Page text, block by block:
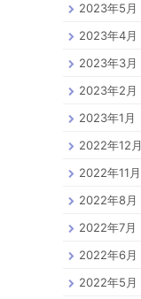
2023年5月
2023年4月
2023年3月
2023年2月
2023年1月
2022年12月
2022年11月
2022年8月
2022年7月
2022年6月
2022年5月